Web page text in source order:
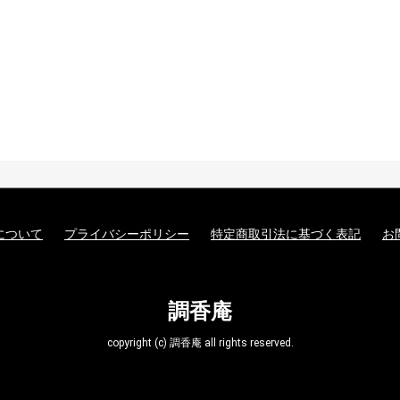
ついて プライバシーポリシー 特定商取引法に基づく表記 お
調香庵
copyright (c) 調香庵 all rights reserved.